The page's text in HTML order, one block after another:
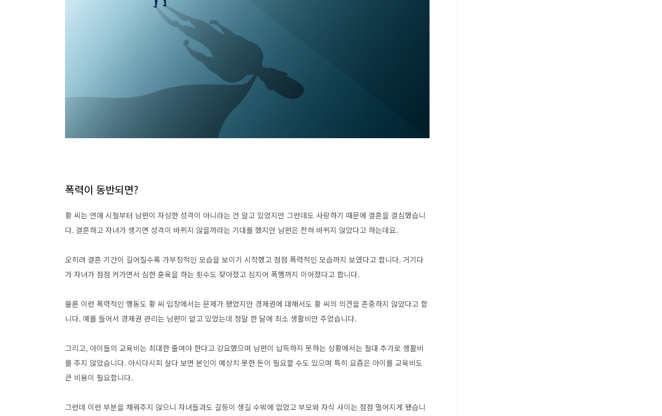
폭력이 동반되면?
황 씨는 연애 시절부터 남편이 자상한 성격이 아니라는 건 알고 있었지만 그런데도 사랑하기 때문에 결혼을 결심했습니
다. 결혼하고 자녀가 생기면 성격이 바뀌지 않을까라는 기대를 했지만 남편은 전혀 바뀌지 않았다고 하는데요.
오히려 결혼 기간이 길어질수록 가부장적인 모습을 보이기 시작했고 점점 폭력적인 모습까지 보였다고 합니다. 거기다
가 자녀가 점점 커가면서 심한 훈육을 하는 횟수도 잦아졌고 심지어 폭행까지 이어졌다고 합니다.
물론 이런 폭력적인 행동도 황 씨 입장에서는 문제가 됐었지만 경제권에 대해서도 황 씨의 의견을 존중하지 않았다고 합
니다. 예를 들어서 경제권 관리는 남편이 맡고 있었는데 정말 한 달에 최소 생활비만 주었습니다.
그리고, 아이들의 교육비는 최대한 줄여야 한다고 강요했으며 남편이 납득하지 못하는 상황에서는 절대 추가로 생활비
를 주지 않았습니다. 아시다시피 살다 보면 본인이 예상치 못한 돈이 필요할 수도 있으며 특히 요즘은 아이를 교육비도
큰 비용이 필요합니다.
그런데 이런 부분을 채워주지 않으니 자녀들과도 갈등이 생길 수밖에 없었고 부모와 자식 사이는 점점 멀어지게 됐습니